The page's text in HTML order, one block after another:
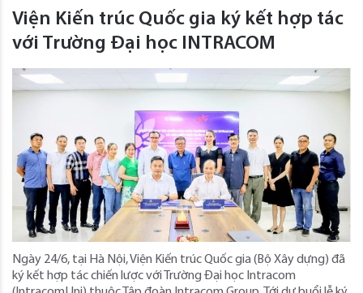
Viện Kiến trúc Quốc gia ký kết hợp tác
với Trường Đại học INTRACOM
Ngày 24/6, tại Hà Nội, Viện Kiến trúc Quốc gia (Bộ Xây dựng) đã
ký kết hợp tác chiến lược với Trường Đại học Intracom